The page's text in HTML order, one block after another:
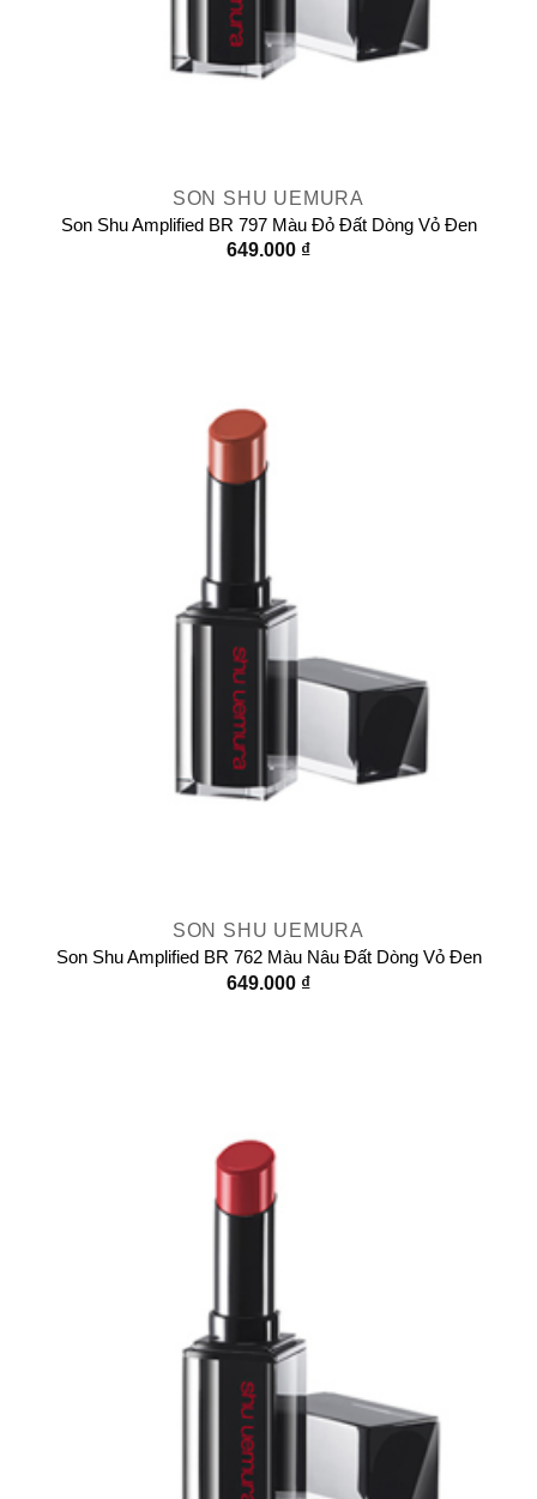
SON SHU UEMURA
Son Shu Amplified BR 797 Màu Đỏ Đất Dòng Vỏ Đen
649.000 ₫
SON SHU UEMURA
Son Shu Amplified BR 762 Màu Nâu Đất Dòng Vỏ Đen
649.000 ₫